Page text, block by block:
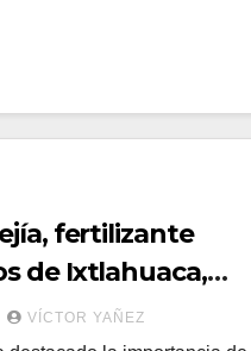
fertilizante
de Ixtlahuaca,
del
VÍCTOR YAÑEZ